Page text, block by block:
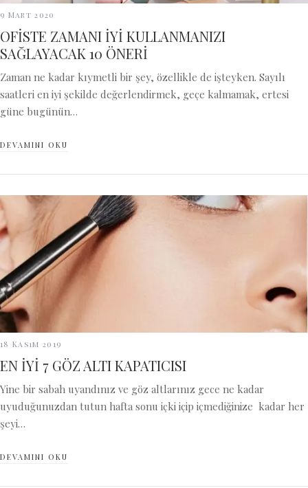
9 Mart 2020
OFİSTE ZAMANI İYİ KULLANMANIZI
SAĞLAYACAK 10 ÖNERİ
Zaman ne kadar kıymetli bir şey, özellikle de işteyken. Sayılı
saatleri en iyi şekilde değerlendirmek, geçe kalmamak, ertesi
güne bugünün…
DEVAMINI OKU
18 Kasım 2019
EN İYİ 7 GÖZ ALTI KAPATICISI
Yine bir sabah uyandınız ve göz altlarınız gece ne kadar
uyuduğunuzdan tutun hafta sonu içki içip içmediğinize kadar her
şeyi…
DEVAMINI OKU